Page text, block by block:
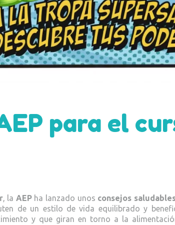
para el
, la AEPha lanzado unos consejos
de un estilo de vida equilibrado y
y que giran en torno a la